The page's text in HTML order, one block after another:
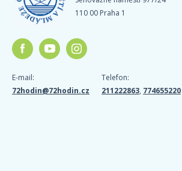
110 00 Praha 1
E-mail:
72hodin@72hodin.cz
Telefon:
211222863, 774655220